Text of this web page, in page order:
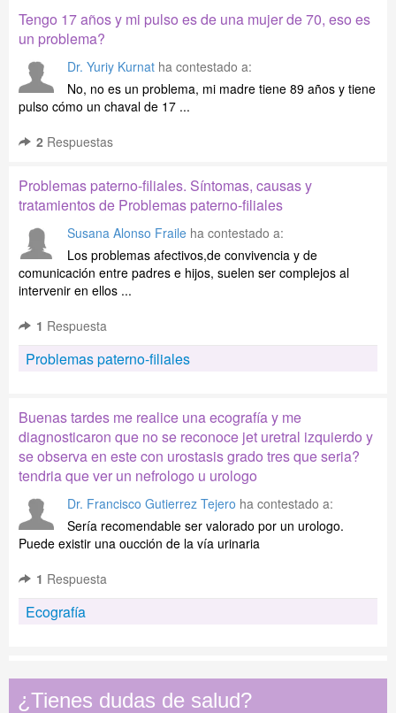
Tengo 17 años y mi pulso es de una mujer de 70, eso es
un problema?
Dr. Yuriy Kurnat ha contestado a:
No, no es un problema, mi madre tiene 89 años y tiene
pulso cómo un chaval de 17 ...
2 Respuestas
Problemas paterno-filiales. Síntomas, causas y
tratamientos de Problemas paterno-filiales
Susana Alonso Fraile ha contestado a:
Los problemas afectivos,de convivencia y de
comunicación entre padres e hijos, suelen ser complejos al
intervenir en ellos ...
1 Respuesta
Problemas paterno-filiales
Buenas tardes me realice una ecografía y me
diagnosticaron que no se reconoce jet uretral izquierdo y
se observa en este con urostasis grado tres que seria?
tendria que ver un nefrologo u urologo
Dr. Francisco Gutierrez Tejero ha contestado a:
Sería recomendable ser valorado por un urologo.
Puede existir una oucción de la vía urinaria
1 Respuesta
Ecografía
¿Tienes dudas de salud?